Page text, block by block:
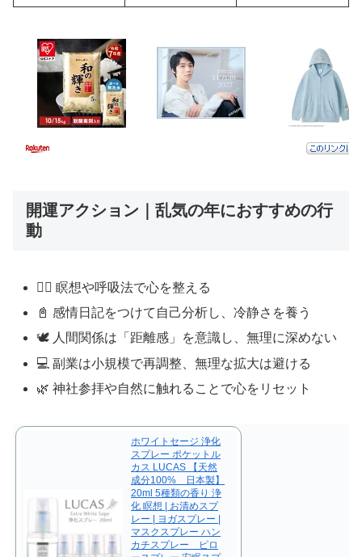
開運アクション｜乱気の年におすすめの行
動
🧘‍♀️ 瞑想や呼吸法で心を整える
📓 感情日記をつけて自己分析し、冷静さを養う
🕊 人間関係は「距離感」を意識し、無理に深めない
💻 副業は小規模で再調整、無理な拡大は避ける
🌿 神社参拝や自然に触れることで心をリセット
ホワイトセージ 浄化
スプレー ポケットル
カス LUCAS 【天然
成分100% 日本製】
20ml 5種類の香り 浄
化 瞑想 | お清めスプ
レー | ヨガスプレー |
マスクスプレー ハン
カチスプレー ピロ